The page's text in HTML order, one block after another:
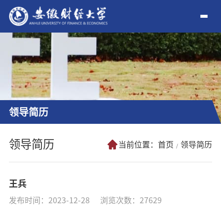
领导简历
领导简历 当前位置： 首页 领导简历
王兵
发布时间：2023-12-28 浏览次数： 27629